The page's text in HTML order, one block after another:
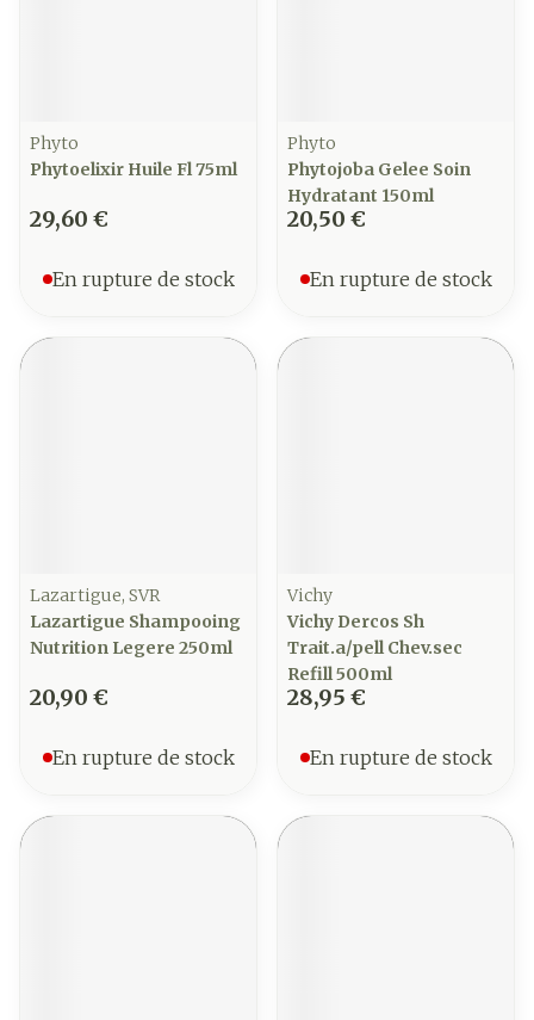
Phyto
Phytoelixir Huile Fl 75ml
29,60 €
En rupture de stock
Phyto
Phytojoba Gelee Soin
Hydratant 150ml
20,50 €
En rupture de stock
Lazartigue, SVR
Lazartigue Shampooing
Nutrition Legere 250ml
20,90 €
En rupture de stock
Vichy
Vichy Dercos Sh
Trait.a/pell Chev.sec
Refill 500ml
28,95 €
En rupture de stock